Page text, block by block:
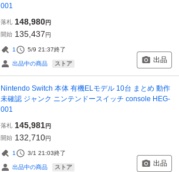
001
落札 148,980円
開始 135,437円
1 5/9 21:37終了
出品中の商品 ストア 出品
Nintendo Switch 本体 有機ELモデル 10台 まとめ 動作
未確認 ジャンク ニンテンドースイッチ console HEG-
001
落札 145,981円
開始 132,710円
1 3/1 21:03終了
出品中の商品 ストア 出品